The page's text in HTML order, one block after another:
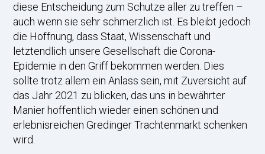
diese Entscheidung zum Schutze aller zu treffen –
auch wenn sie sehr schmerzlich ist. Es bleibt jedoch
die Hoffnung, dass Staat, Wissenschaft und
letztendlich unsere Gesellschaft die Corona-
Epidemie in den Griff bekommen werden. Dies
sollte trotz allem ein Anlass sein, mit Zuversicht auf
das Jahr 2021 zu blicken, das uns in bewährter
Manier hoffentlich wieder einen schönen und
erlebnisreichen Gredinger Trachtenmarkt schenken
wird.